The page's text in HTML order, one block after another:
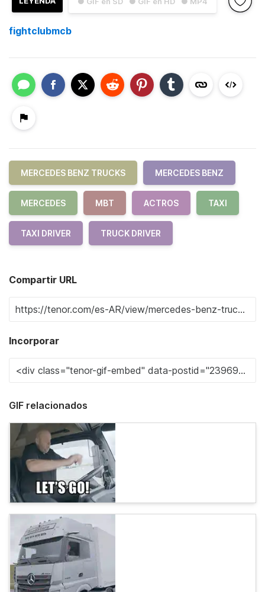
fightclubmcb
MERCEDES BENZ TRUCKS MERCEDES BENZ
MERCEDES MBT ACTROS TAXI
TAXI DRIVER TRUCK DRIVER
Compartir URL
Incorporar
GIF relacionados